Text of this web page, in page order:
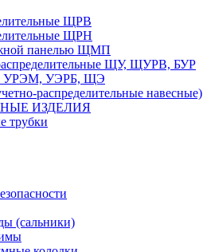
ЩРВ
ЩРН
панелью ЩМП
ЩУ, ЩУРВ, БУР
УРЭМ, УЭРБ, ЩЭ
распределительные навесные)
ИЗДЕЛИЯ
трубки
(сальники)